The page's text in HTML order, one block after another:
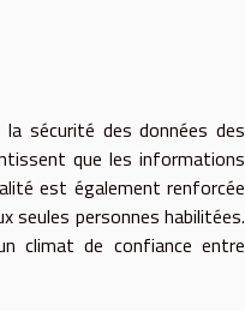
sécurité des données des
que les informations
est également renforcée
seules personnes habilitées.
climat de confiance entre